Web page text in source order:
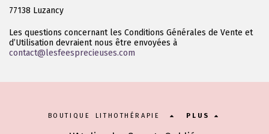
77138 Luzancy
Les questions concernant les Conditions Générales de Vente et
d’Utilisation devraient nous être envoyées à
contact@lesfeesprecieuses.com
BOUTIQUE LITHOTHÉRAPIE PLUS